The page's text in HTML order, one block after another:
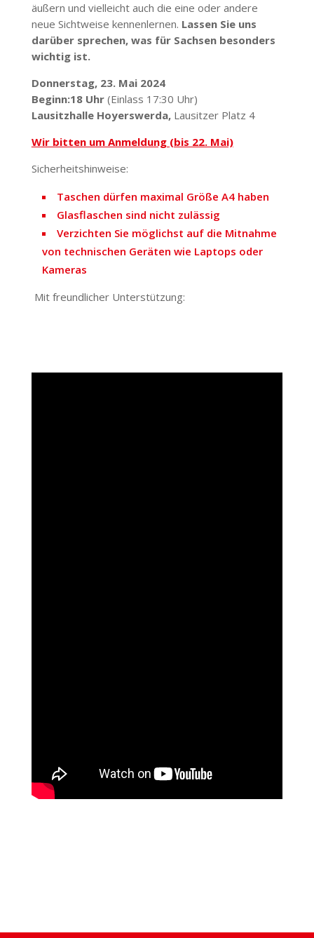
äußern und viel­leicht auch die eine oder andere
neue Sicht­weise kennen­lernen. Lassen Sie uns
darüber sprechen, was für Sachsen besonders
wichtig ist.
Donnerstag, 23. Mai 2024
Beginn:18 Uhr (Einlass 17:30 Uhr)
Lausitz­halle Hoyers­werda, Lausitzer Platz 4
Wir bitten um Anmeldung (bis 22. Mai)
Sicher­heits­hin­weise:
Taschen dürfen maximal Größe A4 haben
Glas­fla­schen sind nicht zulässig
Verzichten Sie möglichst auf die Mitnahme
von tech­ni­schen Geräten wie Laptops oder
Kameras
Mit freund­licher Unter­stützung: